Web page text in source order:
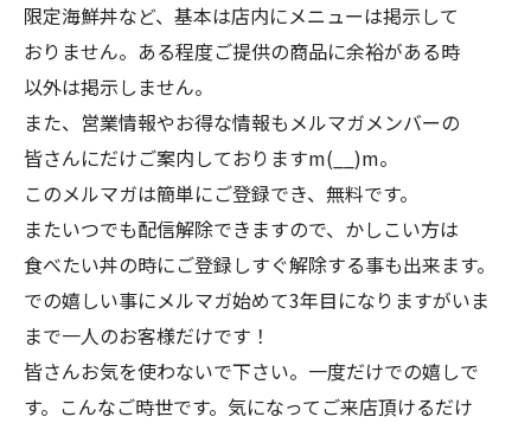
限定海鮮丼など、基本は店内にメニューは掲示して
おりません。ある程度ご提供の商品に余裕がある時
以外は掲示しません。
また、営業情報やお得な情報もメルマガメンバーの
皆さんにだけご案内しておりますm(__)m。
このメルマガは簡単にご登録でき、無料です。
またいつでも配信解除できますので、かしこい方は
食べたい丼の時にご登録しすぐ解除する事も出来ます。
での嬉しい事にメルマガ始めて3年目になりますがいま
まで一人のお客様だけです！
皆さんお気を使わないで下さい。一度だけでの嬉しで
す。こんなご時世です。気になってご来店頂けるだけ